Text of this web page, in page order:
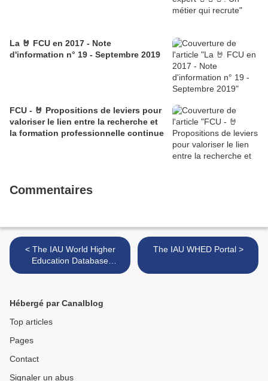
La 🤘 FCU en 2017 - Note
d'information n° 19 - Septembre 2019
FCU - 🤘 Propositions de leviers pour
valoriser le lien entre la recherche et
la formation professionnelle continue
Commentaires
< The IAU World Higher
Education Database
(WHED) Portal is Launched
The IAU WHED Portal >
Hébergé par Canalblog
Top articles
Pages
Contact
Signaler un abus